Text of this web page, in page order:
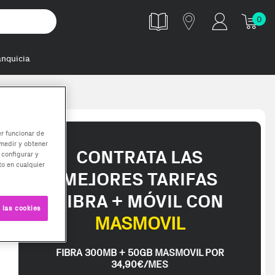
0
E40
CONTRATA LAS
MEJORES TARIFAS
FIBRA + MÓVIL CON
MASMOVIL
FIBRA 300MB + 50GB MASMOVIL POR
34,90€/MES
funcionar de
y obtener
y
en cualquier
cookies